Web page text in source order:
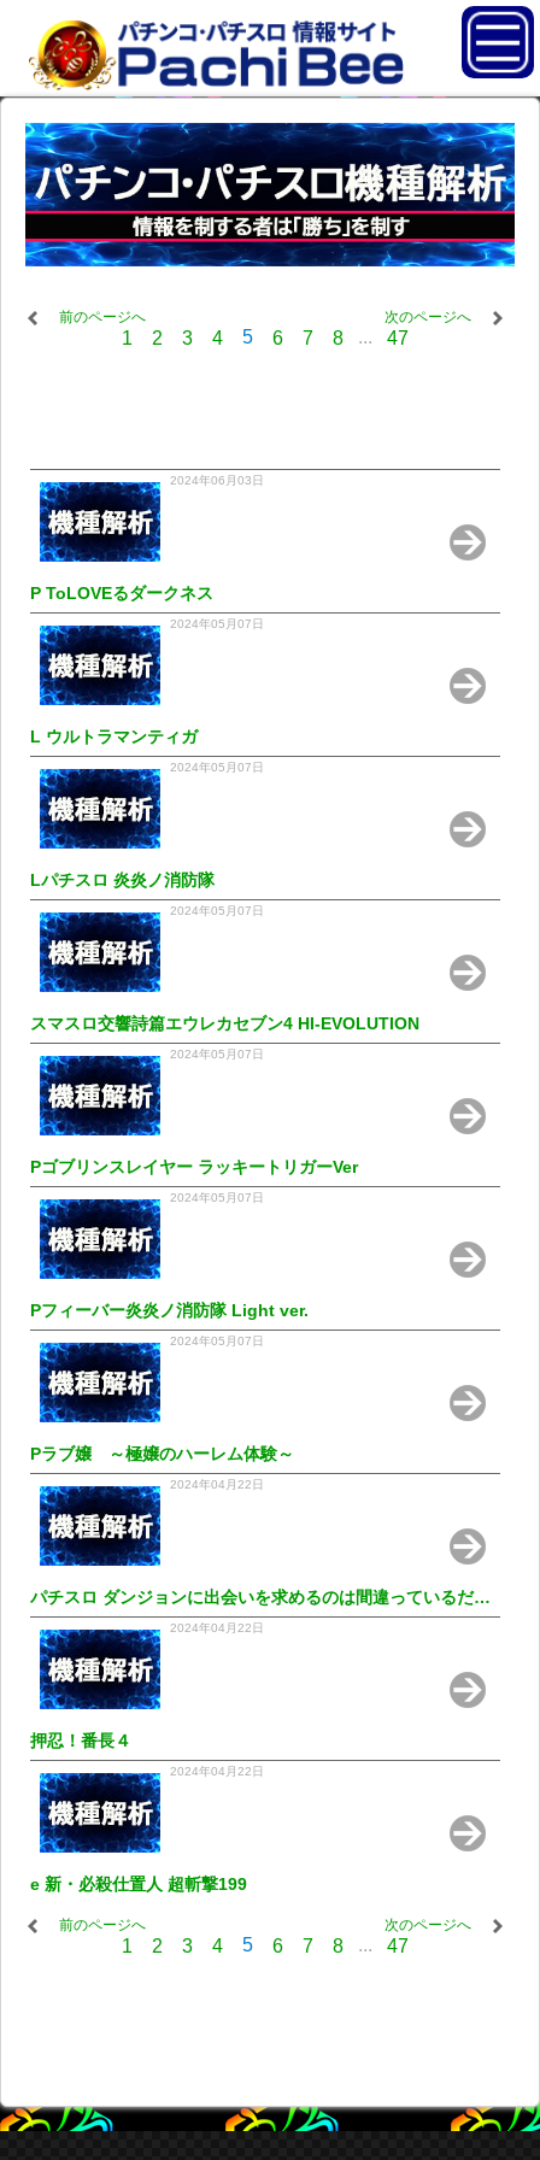
前のページへ
1 2 3 4 5 6 7 8 ... 47
次のページへ
2024年06月03日
P ToLOVEるダークネス
2024年05月07日
L ウルトラマンティガ
2024年05月07日
Lパチスロ 炎炎ノ消防隊
2024年05月07日
スマスロ交響詩篇エウレカセブン4 HI-EVOLUTION
2024年05月07日
Pゴブリンスレイヤー ラッキートリガーVer
2024年05月07日
Pフィーバー炎炎ノ消防隊 Light ver.
2024年05月07日
Pラブ嬢 ～極嬢のハーレム体験～
2024年04月22日
パチスロ ダンジョンに出会いを求めるのは間違っているだろうか2
2024年04月22日
押忍！番長４
2024年04月22日
e 新・必殺仕置人 超斬撃199
前のページへ
1 2 3 4 5 6 7 8 ... 47
次のページへ